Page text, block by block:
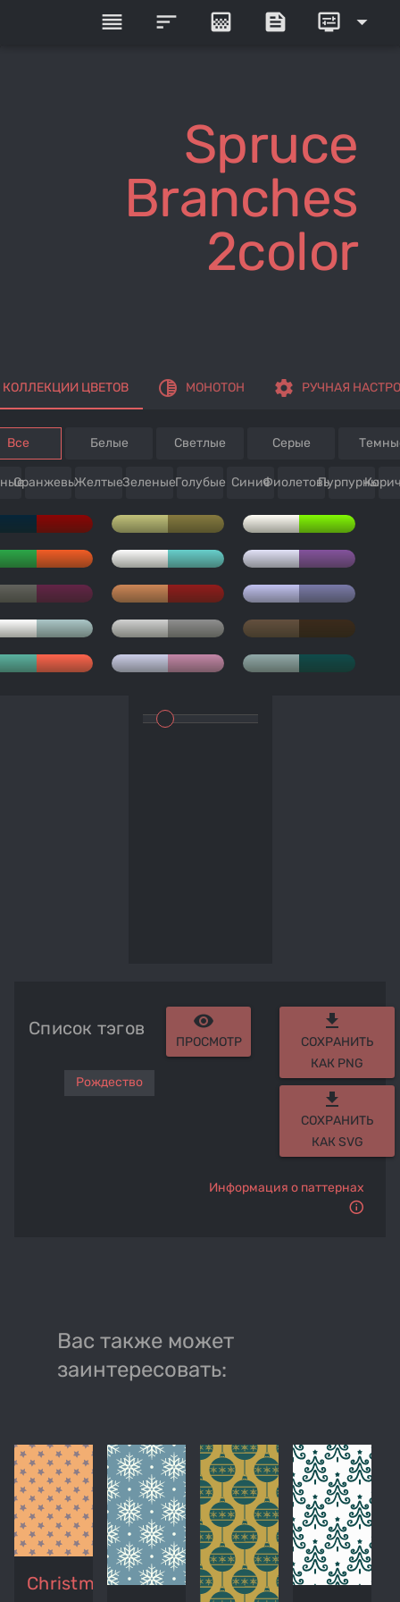
reorder sort gradient feed display_settings arrow_drop_down
Spruce
Branches
2color
КОЛЛЕКЦИИ ЦВЕТОВ tonality МОНОТОН settings РУЧНАЯ
Все Белые Светлые Серые
ОранжевыеЖелтыеЗеленыеГолубые СиниеФиолетовыеПурпурные
Список тэгов
Рождество
remove_red_eye
ПРОСМОТР
get_app
СОХРАНИТЬ
КАК PNG
get_app
СОХРАНИТЬ
КАК SVG
Информация о паттернах
Вас также может
заинтересовать:
Christmas